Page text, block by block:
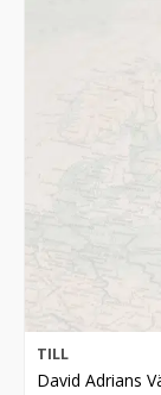
TILL
David Adrians